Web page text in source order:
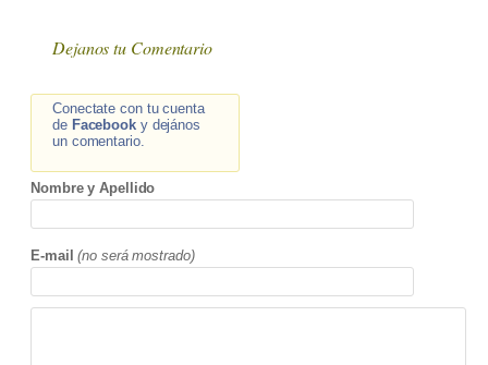
Dejanos tu Comentario
Conectate con tu cuenta
de Facebooky dejános
un comentario.
Nombre y Apellido
E-mail (no será mostrado)